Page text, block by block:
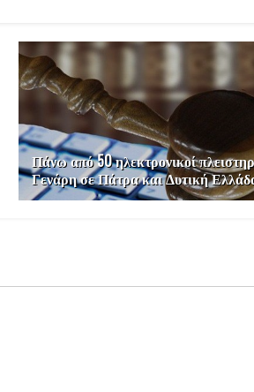
Πάνω από 50 ηλεκτρονικοί
Γενάρη σε Πάτρα και Δυτική